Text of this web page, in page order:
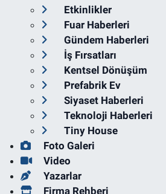
Etkinlikler
Fuar Haberleri
Gündem Haberleri
İş Fırsatları
Kentsel Dönüşüm
Prefabrik Ev
Siyaset Haberleri
Teknoloji Haberleri
Tiny House
Foto Galeri
Video
Yazarlar
Firma Rehberi